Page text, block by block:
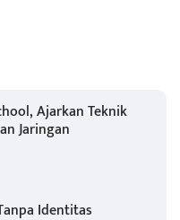
Ajarkan Teknik
Jaringan
Identitas